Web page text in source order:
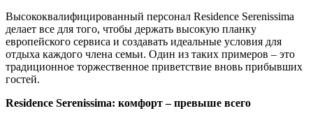
Высококвалифицированный персонал Residence Serenissima
делает все для того, чтобы держать высокую планку
европейского сервиса и создавать идеальные условия для
отдыха каждого члена семьи. Один из таких примеров – это
традиционное торжественное приветствие вновь прибывших
гостей.
Residence Serenissima: комфорт–превыше всего